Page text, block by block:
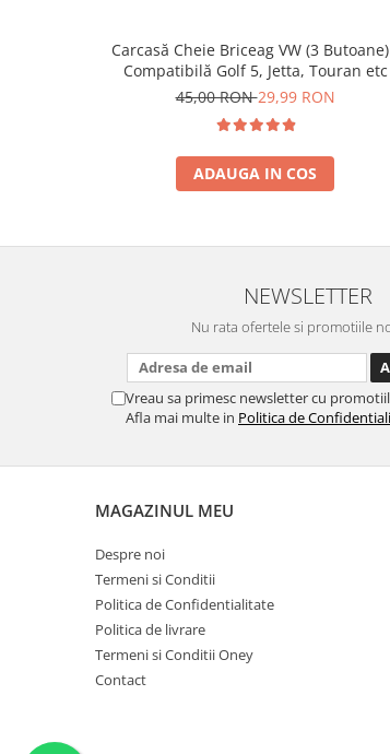
Carcasă Cheie Briceag VW (3
Compatibilă Golf 5, Jetta, Touran etc
45,00 RON29,99 RON
ADAUGA IN COS
NEWSLETTER
Nu rata ofertele si promotiile
Vreau sa primesc newsletter cu
Afla mai multe in Politica de
MAGAZINUL MEU
Despre noi
Termeni si Conditii
Politica de Confidentialitate
Politica de livrare
Termeni si Conditii Oney
Contact